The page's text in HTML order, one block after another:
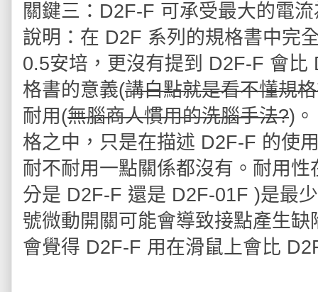
關鍵三：D2F-F 可承受最大的電
說明：在 D2F 系列的規格書中完
0.5安培，更沒有提到 D2F-F 會
格書的意義(講白點就是看不懂規
耐用(無腦商人慣用的洗腦手法?)
格之中，只是在描述 D2F-F 的使
耐不耐用一點關係都沒有。耐用
分是 D2F-F 還是 D2F-01F )是最
號微動開關可能會導致接點產生
會覺得 D2F-F 用在滑鼠上會比